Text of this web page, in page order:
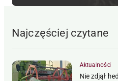
Najczęściej czytane
Aktualności
Nie zdjął